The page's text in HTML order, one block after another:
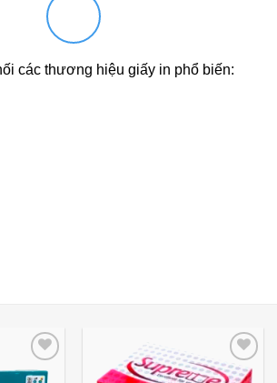
các thương hiệu giấy in phổ biến: